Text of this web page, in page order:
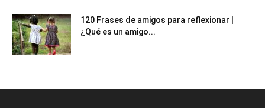
120 Frases de amigos para reflexionar |
¿Qué es un amigo...